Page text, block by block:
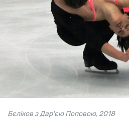
Бєліков з Дар'єю Поповою, 2018